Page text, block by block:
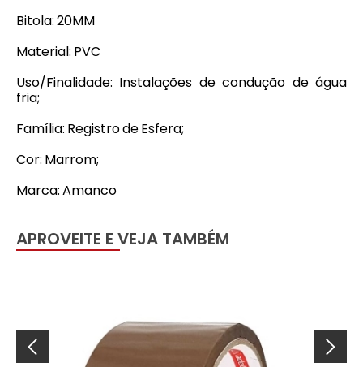
Bitola: 20MM
Material: PVC
Uso/Finalidade: Instalações de condução de água
fria;
Família: Registro de Esfera;
Cor: Marrom;
Marca: Amanco
APROVEITE E VEJA TAMBÉM